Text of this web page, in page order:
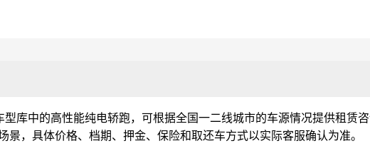
型库中的高性能纯电轿跑，可根据全国一二线城市的车源情况提供租赁
景，具体价格、档期、押金、保险和取还车方式以实际客服确认为准。